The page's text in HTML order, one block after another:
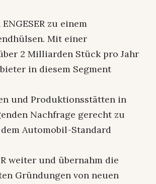
zu einem
Mit einer
2 Milliarden Stück pro Jahr
in diesem Segment
und Produktionsstätten in
Nachfrage gerecht zu
Automobil-Standard
weiter und übernahm die
Gründungen von neuen